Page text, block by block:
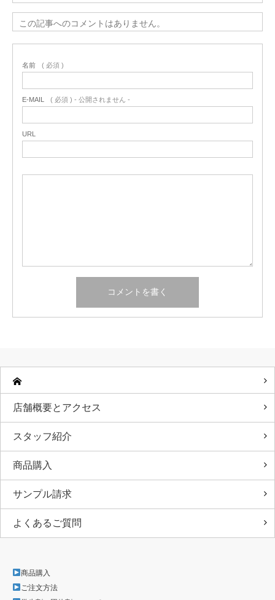
この記事へのコメントはありません。
名前 ( 必須 )
E-MAIL ( 必須 ) - 公開されません -
URL
店舗概要とアクセス
スタッフ紹介
商品購入
サンプル請求
よくあるご質問
商品購入
ご注文方法